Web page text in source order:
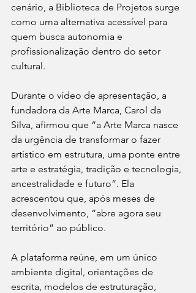
cenário, a Biblioteca de Projetos surge
como uma alternativa acessível para
quem busca autonomia e
profissionalização dentro do setor
cultural.
Durante o vídeo de apresentação, a
fundadora da Arte Marca, Carol da
Silva, afirmou que “a Arte Marca nasce
da urgência de transformar o fazer
artístico em estrutura, uma ponte entre
arte e estratégia, tradição e tecnologia,
ancestralidade e futuro”. Ela
acrescentou que, após meses de
desenvolvimento, “abre agora seu
território” ao público.
A plataforma reúne, em um único
ambiente digital, orientações de
escrita, modelos de estruturação,